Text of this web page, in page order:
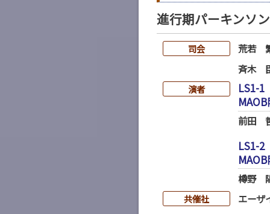
進行期パーキンソ
司会
荒若
斉木
演者
LS1-1
前田
LS1-2
樽野
共催社 エーザ